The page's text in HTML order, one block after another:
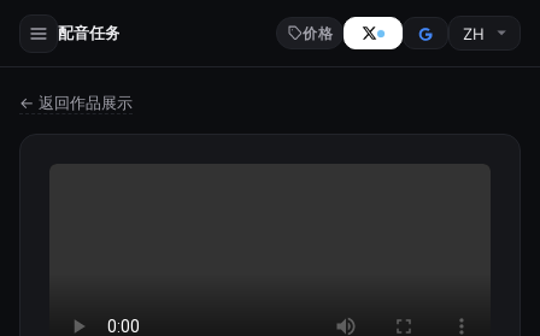
配音任务 价格
← 返回作品展示